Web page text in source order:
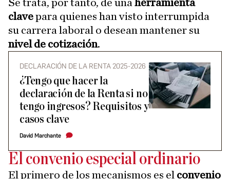
Se trata, por tanto, de una herramienta
clavepara quienes han visto interrumpida
su carrera laboral o desean mantener su
nivel de cotización.
DECLARACIÓN DE LA RENTA 2025-2026
¿Tengo que hacer la
declaración de la Renta si no
tengo ingresos? Requisitos y
casos clave
David Marchante
El convenio especial ordinario
El primero de los mecanismos es el convenio